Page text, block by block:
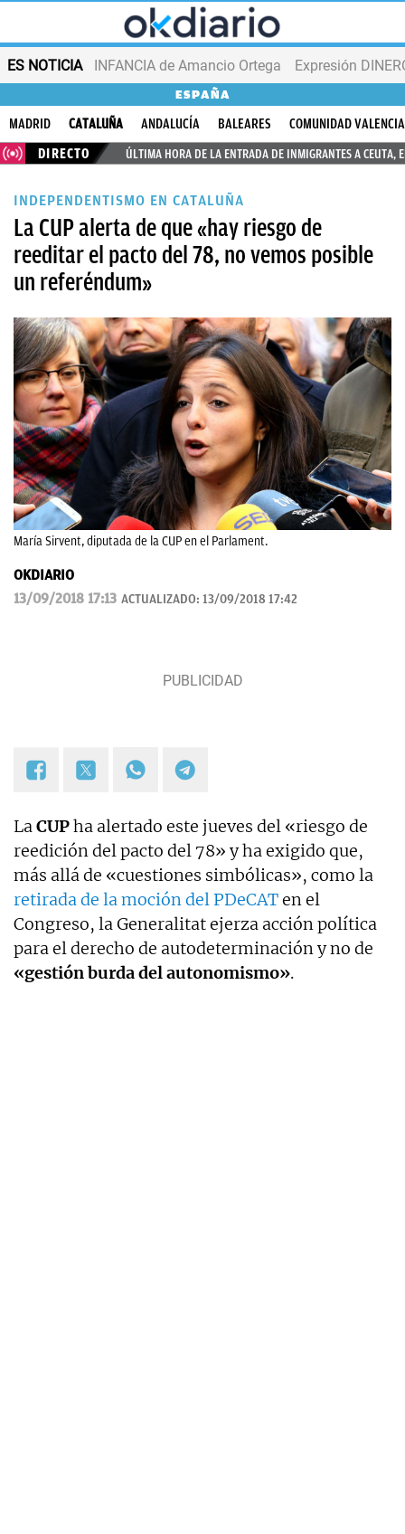
ES NOTICIA INFANCIA de Amancio Ortega Expresión
ESPAÑA
MADRID CATALUÑA ANDALUCÍA BALEARES
COMUNIDAD
DIRECTO
ÚLTIMA HORA DE LA ENTRADA DE INMIGRANTES A CEUTA,
INDEPENDENTISMO EN CATALUÑA
La CUP alerta de que «hay riesgo de
reeditar el pacto del 78, no vemos posible
un referéndum»
María Sirvent, diputada de la CUP en el Parlament.
OKDIARIO
13/09/2018 17:13 ACTUALIZADO: 13/09/2018 17:42
LaCUPha alertado este jueves del «riesgo de
reedición del pacto del 78» y ha exigido que,
más allá de «cuestiones simbólicas», como la
retirada de la moción del PDeCATen el
Congreso, la Generalitat ejerza acción política
para el derecho de autodeterminación y no de
«gestión burda del autonomismo».